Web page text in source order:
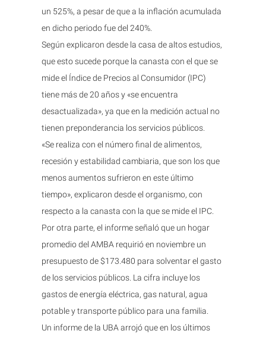
un 525%, a pesar de que a la inflación acumulada
en dicho periodo fue del 240%.
Según explicaron desde la casa de altos estudios,
que esto sucede porque la canasta con el que se
mide el Índice de Precios al Consumidor (IPC)
tiene más de 20 años y «se encuentra
desactualizada», ya que en la medición actual no
tienen preponderancia los servicios públicos.
«Se realiza con el número final de alimentos,
recesión y estabilidad cambiaria, que son los que
menos aumentos sufrieron en este último
tiempo», explicaron desde el organismo, con
respecto a la canasta con la que se mide el IPC.
Por otra parte, el informe señaló que un hogar
promedio del AMBA requirió en noviembre un
presupuesto de $173.480 para solventar el gasto
de los servicios públicos. La cifra incluye los
gastos de energía eléctrica, gas natural, agua
potable y transporte público para una familia.
Un informe de la UBA arrojó que en los últimos